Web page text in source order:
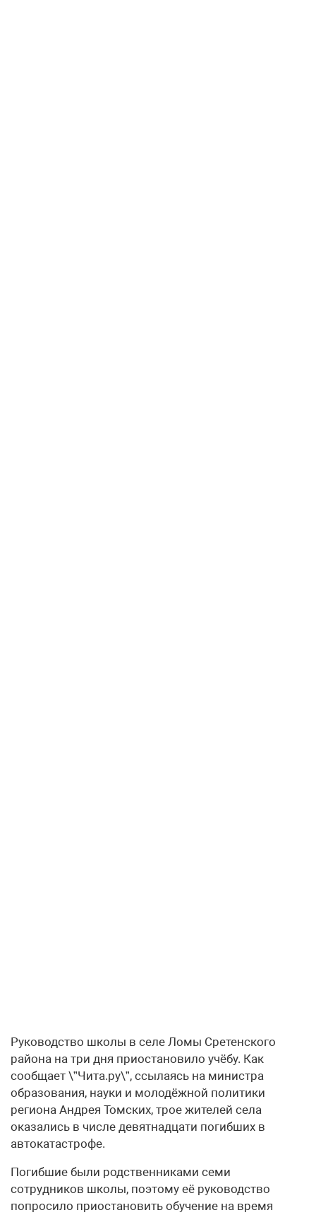
Руководство школы в селе Ломы Сретенского
района на три дня приостановило учёбу. Как
сообщает \”Чита.ру\”, ссылаясь на министра
образования, науки и молодёжной политики
региона Андрея Томских, трое жителей села
оказались в числе девятнадцати погибших в
автокатастрофе.
Погибшие были родственниками семи
сотрудников школы, поэтому её руководство
попросило приостановить обучение на время